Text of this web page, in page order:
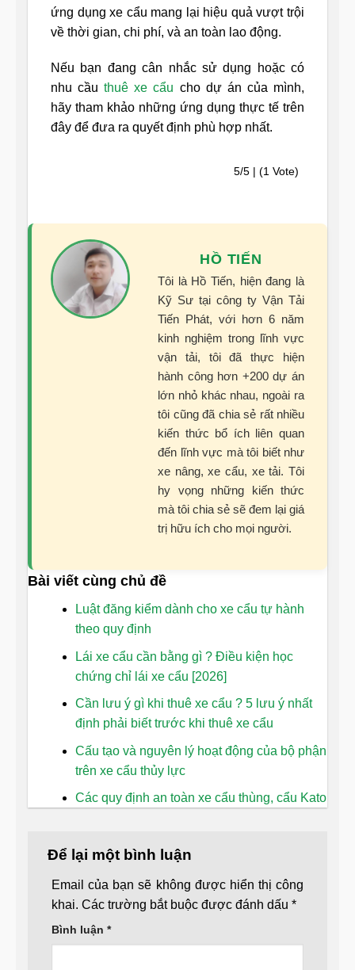
ứng dụng xe cẩu mang lại hiệu quả vượt trội
về thời gian, chi phí, và an toàn lao động.
Nếu bạn đang cân nhắc sử dụng hoặc có
nhu cầuthuê xe cẩu cho dự án của mình,
hãy tham khảo những ứng dụng thực tế trên
đây để đưa ra quyết định phù hợp nhất.
5/5 | (1 Vote)
HỒ TIẾN
Tôi là Hồ Tiến, hiện đang là
Kỹ Sư tại công ty Vận Tải
Tiến Phát, với hơn 6 năm
kinh nghiệm trong lĩnh vực
vận tải, tôi đã thực hiện
hành công hơn +200 dự án
lớn nhỏ khác nhau, ngoài ra
tôi cũng đã chia sẻ rất nhiều
kiến thức bổ ích liên quan
đến lĩnh vực mà tôi biết như
xe nâng, xe cẩu, xe tải. Tôi
hy vọng những kiến thức
mà tôi chia sẻ sẽ đem lại giá
trị hữu ích cho mọi người.
Bài viết cùng chủ đề
Luật đăng kiểm dành cho xe cẩu tự hành
theo quy định
Lái xe cẩu cần bằng gì ? Điều kiện học
chứng chỉ lái xe cẩu [2026]
Cần lưu ý gì khi thuê xe cẩu ? 5 lưu ý nhất
định phải biết trước khi thuê xe cẩu
Cấu tạo và nguyên lý hoạt động của bộ phận
trên xe cẩu thủy lực
Các quy định an toàn xe cẩu thùng, cẩu Kato
Để lại một bình luận
Email của bạn sẽ không được hiển thị công
khai. Các trường bắt buộc được đánh dấu *
Bình luận *